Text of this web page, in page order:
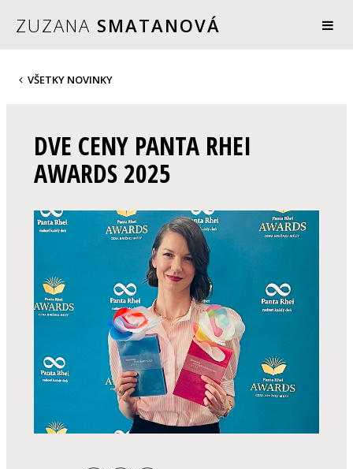
ZUZANA SMATANOVÁ
VŠETKY NOVINKY
DVE CENY PANTA RHEI
AWARDS 2025